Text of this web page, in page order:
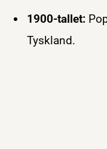
1900-tallet:
Tyskland.